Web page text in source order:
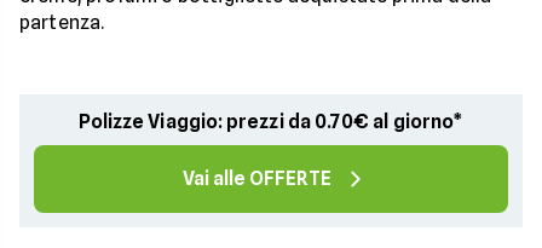
partenza.
Polizze Viaggio: prezzi da 0.70€ al giorno*
Vai alle OFFERTE